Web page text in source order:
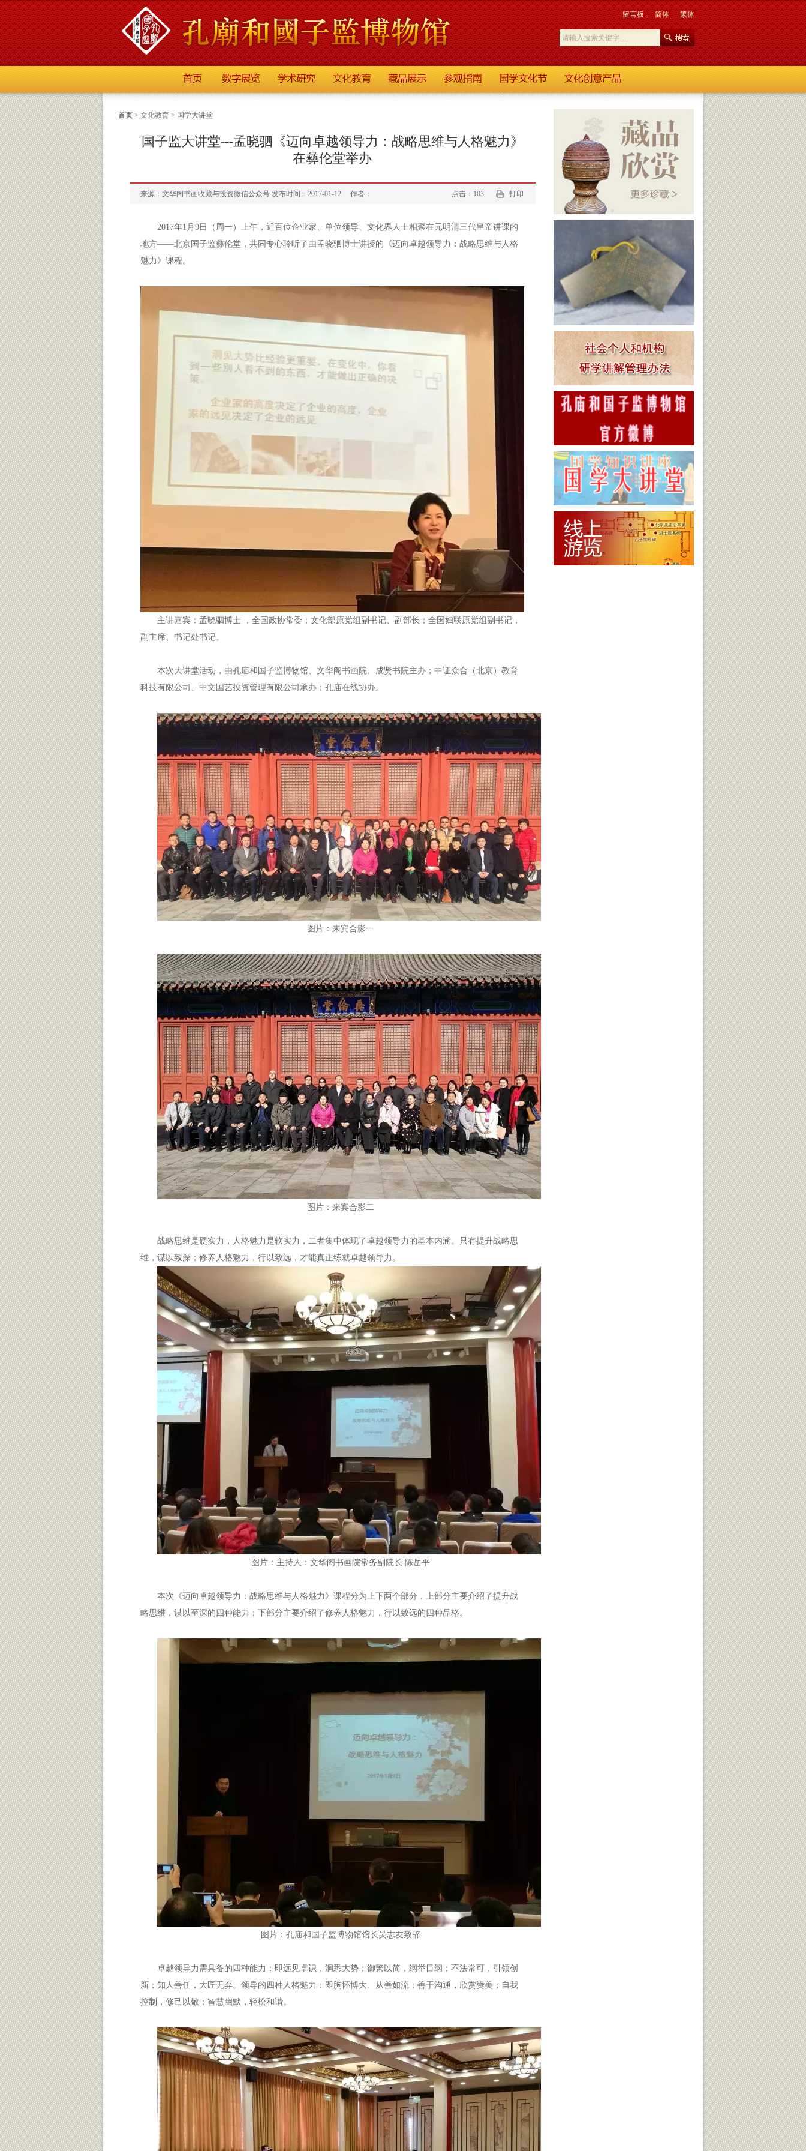
留言板 简体 繁体
首页 > 文化教育 > 国学大讲堂
国子监大讲堂---孟晓驷《迈向卓越领导力：战略思维与人格魅力》
在彝伦堂举办
来源：文华阁书画收藏与投资微信公众号 发布时间：2017-01-12 作者： 打印
点击：103
2017年1月9日（周一）上午，近百位企业家、单位领导、文化界人士相聚在元明清三代皇帝讲课的
地方——北京国子监彝伦堂，共同专心聆听了由孟晓驷博士讲授的《迈向卓越领导力：战略思维与人格
魅力》课程。
主讲嘉宾：孟晓驷博士 ，全国政协常委；文化部原党组副书记、副部长；全国妇联原党组副书记，
副主席、书记处书记。
本次大讲堂活动，由孔庙和国子监博物馆、文华阁书画院、成贤书院主办；中证众合（北京）教育
科技有限公司、中文国艺投资管理有限公司承办；孔庙在线协办。
图片：来宾合影一
图片：来宾合影二
战略思维是硬实力，人格魅力是软实力，二者集中体现了卓越领导力的基本内涵。只有提升战略思
维，谋以致深；修养人格魅力，行以致远，才能真正练就卓越领导力。
图片：主持人：文华阁书画院常务副院长 陈岳平
本次《迈向卓越领导力：战略思维与人格魅力》课程分为上下两个部分，上部分主要介绍了提升战
略思维，谋以至深的四种能力；下部分主要介绍了修养人格魅力，行以致远的四种品格。
图片：孔庙和国子监博物馆馆长吴志友致辞
卓越领导力需具备的四种能力：即远见卓识，洞悉大势；御繁以简，纲举目纲；不法常可，引领创
新；知人善任，大匠无弃。领导的四种人格魅力：即胸怀博大、从善如流；善于沟通，欣赏赞美；自我
控制，修己以敬；智慧幽默，轻松和谐。